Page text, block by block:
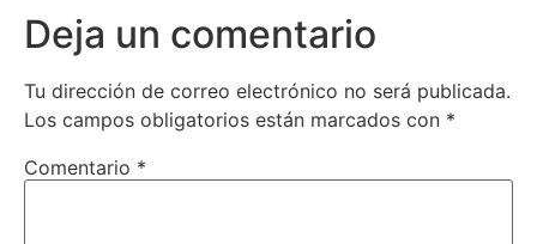
Deja un comentario
Tu dirección de correo electrónico no será publicada.
Los campos obligatorios están marcados con *
Comentario *